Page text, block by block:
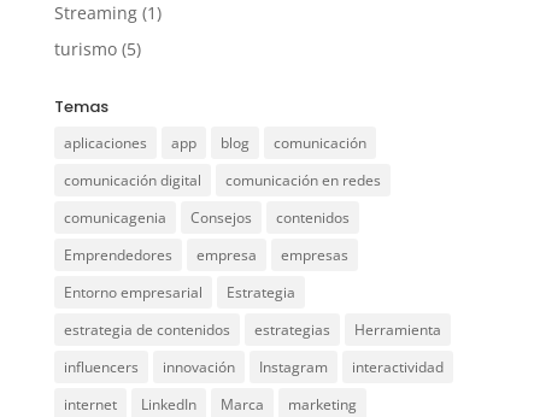
Streaming(1)
turismo(5)
Temas
aplicaciones app blog
comunicación
comunicación digital
comunicación en redes
comunicagenia
Consejos
contenidos
Emprendedores
empresa
empresas
Entorno empresarial
Estrategia
estrategia de contenidos
estrategias
Herramienta
influencers
innovación Instagram
interactividad
internet
LinkedIn Marca marketing